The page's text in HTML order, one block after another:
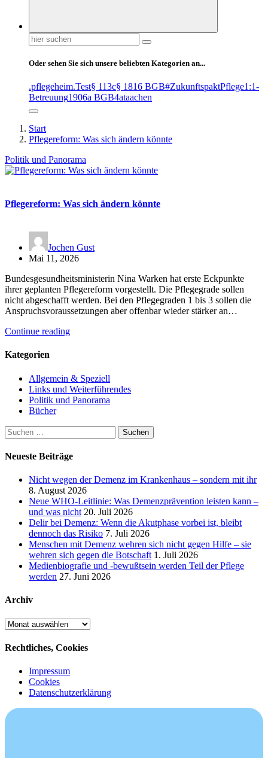
Suchen
nach:
Oder sehen Sie sich unsere beliebten Kategorien an...
.pflegeheim.Test§ 113c§ 1816 BGB#ZukunftspaktPflege1:1-
Betreuung1906a BGB4ataachen
Start
Pflegereform: Was sich ändern könnte
Politik und Panorama
Pflegereform: Was sich ändern könnte
Jochen Gust
Mai 11, 2026
Bundesgesundheitsministerin Nina Warken hat erste Eckpunkte
ihrer geplanten Pflegereform vorgestellt. Die Pflegegrade sollen
nicht abgeschafft werden. Bei den Pflegegraden 1 bis 3 sollen die
Anspruchsvoraussetzungen aber offenbar wieder stärker an…
Continue reading
Kategorien
Allgemein & Speziell
Links und Weiterführendes
Politik und Panorama
Bücher
Suchen
nach:
Neueste Beiträge
Nicht wegen der Demenz im Krankenhaus – sondern mit ihr
8. August 2026
Neue WHO-Leitlinie: Was Demenzprävention leisten kann –
und was nicht 20. Juli 2026
Delir bei Demenz: Wenn die Akutphase vorbei ist, bleibt
dennoch das Risiko 7. Juli 2026
Menschen mit Demenz wehren sich nicht gegen Hilfe – sie
wehren sich gegen die Botschaft 1. Juli 2026
Medienbiografie und -bewußtsein werden Teil der Pflege
werden 27. Juni 2026
Archiv
Archiv
Rechtliches, Cookies
Impressum
Cookies
Datenschutzerklärung